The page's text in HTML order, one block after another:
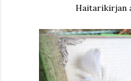
Haitarikirjan